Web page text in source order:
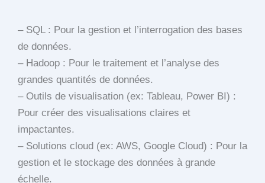
– SQL : Pour la gestion et l’interrogation des bases
de données.
– Hadoop : Pour le traitement et l’analyse des
grandes quantités de données.
– Outils de visualisation (ex: Tableau, Power BI) :
Pour créer des visualisations claires et
impactantes.
– Solutions cloud (ex: AWS, Google Cloud) : Pour la
gestion et le stockage des données à grande
échelle.